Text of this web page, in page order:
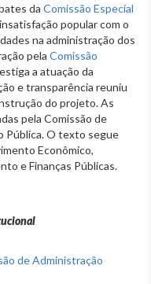
da Comissão Especial
popular com o
na administração dos
pela Comissão
a atuação da
e transparência reuniu
do projeto. As
pela Comissão de
Pública. O texto segue
Econômico,
e Finanças Públicas.